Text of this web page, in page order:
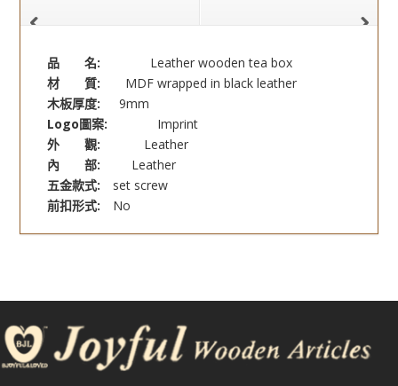
品 名: Leather wooden tea box
材 質: MDF wrapped in black leather
木板厚度: 9mm
Logo圖案: Imprint
外 觀: Leather
內 部: Leather
五金款式: set screw
前扣形式: No